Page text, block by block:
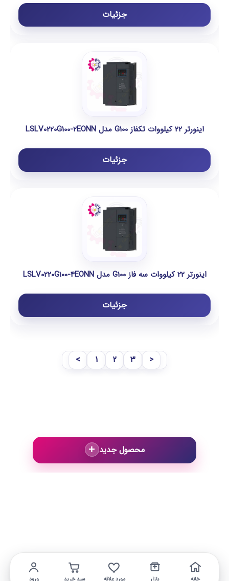
جزئیات
اینورتر 22 کیلووات تکفاز G100 مدل LSLV0220G100-2EONN
جزئیات
اینورتر 22 کیلووات سه فاز G100 مدل LSLV0220G100-4EONN
جزئیات
< 1 2 3 >
محصول جدید +
خانه بازار مورد علاقه سبد خرید ورود